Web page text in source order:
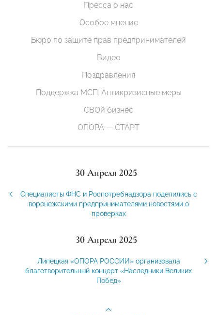
Пресса о нас
Особое мнение
Бюро по защите прав предпринимателей
Видео
Поздравления
Поддержка МСП. Антикризисные меры
СВОй бизнес
ОПОРА — СТАРТ
30 Апреля 2025
Специалисты ФНС и Роспотребнадзора поделились с
воронежскими предпринимателями новостями о
проверках
30 Апреля 2025
Липецкая «ОПОРА РОССИИ» организовала
благотворительный концерт «Наследники Великих
Побед»